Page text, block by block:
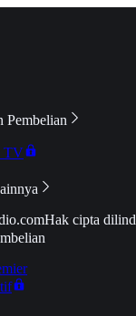
Pembelian
TV
Hak cipta